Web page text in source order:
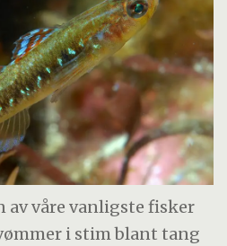
våre vanligste fisker
i stim blant tang